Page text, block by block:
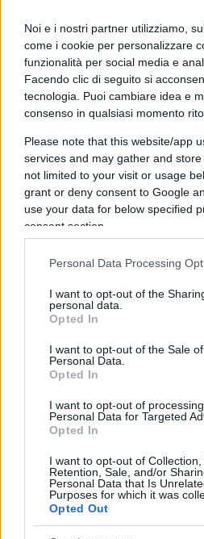
Noi e i nostri partner utilizziamo,
come i cookie per personalizzare
funzionalità per social media e
Facendo clic di seguito si
tecnologia. Puoi cambiare idea e
consenso in qualsiasi momento
Please note that this website/app
services and may gather and
not limited to your visit or usage
grant or deny consent to Google
use your data for below specified
consent section.
Personal Data Processing
I want to opt-out of the
personal data.
Opted In
I want to opt-out of the Sale
Personal Data.
Opted In
I want to opt-out of
Personal Data for Targeted
Opted In
I want to opt-out of Collection,
Retention, Sale, and/or
Personal Data that Is
Purposes for which it was
Opted Out
264mila (meno 15%) e le
quota 21mila (meno 36%).
stesso periodo, ha lasciato
presenza territoriale: le
sono 12.500 (meno 5%). Lo
BancoPosta è voluto, non
preferiscono concentrarsi
garantiscono maggiori
finanziari e assicurativi)
più costose e meno
alternativo per alcuni
vendono i loro prodotti di
di Poste. A partire dal 2014,
è passata dalla Banca
europea che ha
l’approccio di
regole rigide. Obiettivo:
robusti capaci di reggere
finanziari di dimensione
fallimento di Lehman
lasciato il segno. In